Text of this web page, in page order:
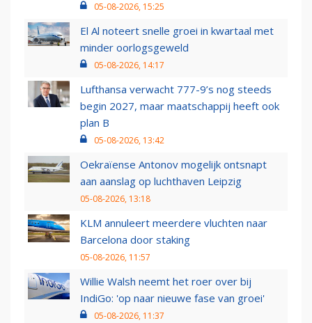
05-08-2026, 15:25
El Al noteert snelle groei in kwartaal met
minder oorlogsgeweld
05-08-2026, 14:17
Lufthansa verwacht 777-9’s nog steeds
begin 2027, maar maatschappij heeft ook
plan B
05-08-2026, 13:42
Oekraïense Antonov mogelijk ontsnapt
aan aanslag op luchthaven Leipzig
05-08-2026, 13:18
KLM annuleert meerdere vluchten naar
Barcelona door staking
05-08-2026, 11:57
Willie Walsh neemt het roer over bij
IndiGo: 'op naar nieuwe fase van groei'
05-08-2026, 11:37